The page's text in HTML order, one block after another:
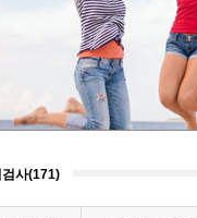
사(171)